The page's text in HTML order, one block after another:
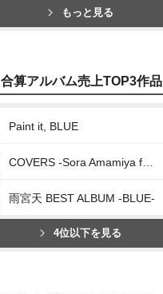
もっと見る
合算アルバム売上TOP3作品
Paint it, BLUE
雨宮天 BEST ALBUM -BLUE-
4位以下を見る